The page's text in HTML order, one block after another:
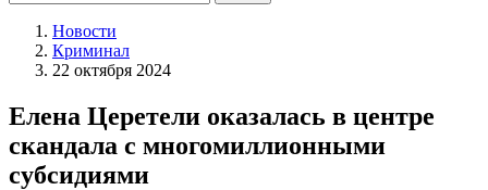
Новости
Криминал
22 октября 2024
Елена Церетели оказалась в центре
скандала с многомиллионными
субсидиями